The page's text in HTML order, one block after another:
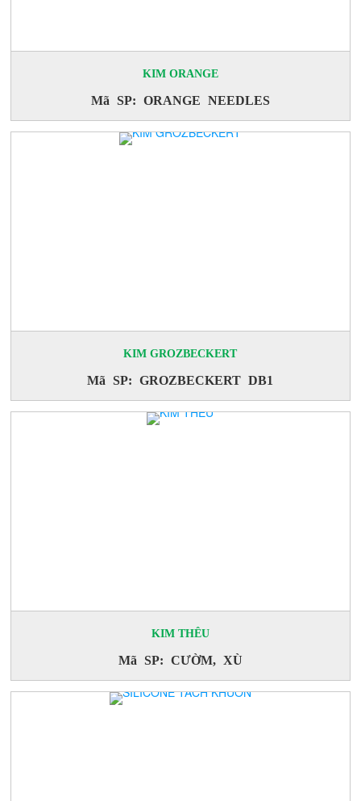
KIM ORANGE
Mã SP: ORANGE NEEDLES
KIM GROZBECKERT
Mã SP: GROZBECKERT DB1
KIM THÊU
Mã SP: CƯỜM, XÙ